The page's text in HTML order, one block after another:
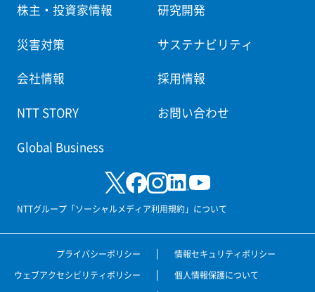
株主・投資家情報 研究開発
災害対策 サステナビリティ
会社情報 採用情報
NTT STORY お問い合わせ
Global Business
NTTグループ「ソーシャルメディア利用規約」について
プライバシーポリシー
情報セキュリティポリシー
ウェブアクセシビリティポリシー
個人情報保護について